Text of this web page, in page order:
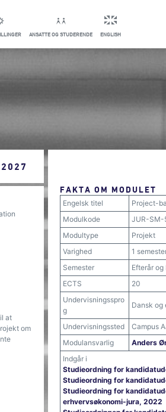
ANSATTE OG STUDERENDE ENGLISH
at
om
FAKTA OM MODULET
Engelsk titel
Project-
Modulkode
JUR-SM-
Modultype
Projekt
Varighed
1
Semester
Efterår og
ECTS
20
Undervisningsspro
g
Dansk og
Undervisningssted
Campus
Modulansvarlig
Anders
Indgår i
Studieordning for
Studieordning for
Studieordning for
erhvervsøkonomi-jura, 2022